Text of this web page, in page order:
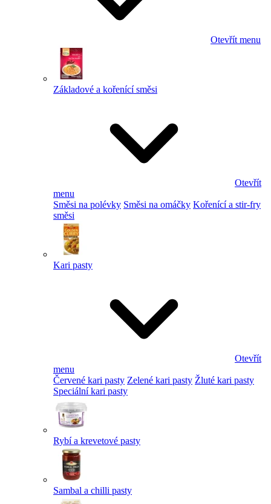
Otevřít menu
Základové a kořenící směsi
Otevřít
menu
Směsi na polévky Směsi na omáčky Kořenící a stir-fry
směsi
Kari pasty
Otevřít
menu
Červené kari pasty Zelené kari pasty Žluté kari pasty
Speciální kari pasty
Rybí a krevetové pasty
Sambal a chilli pasty